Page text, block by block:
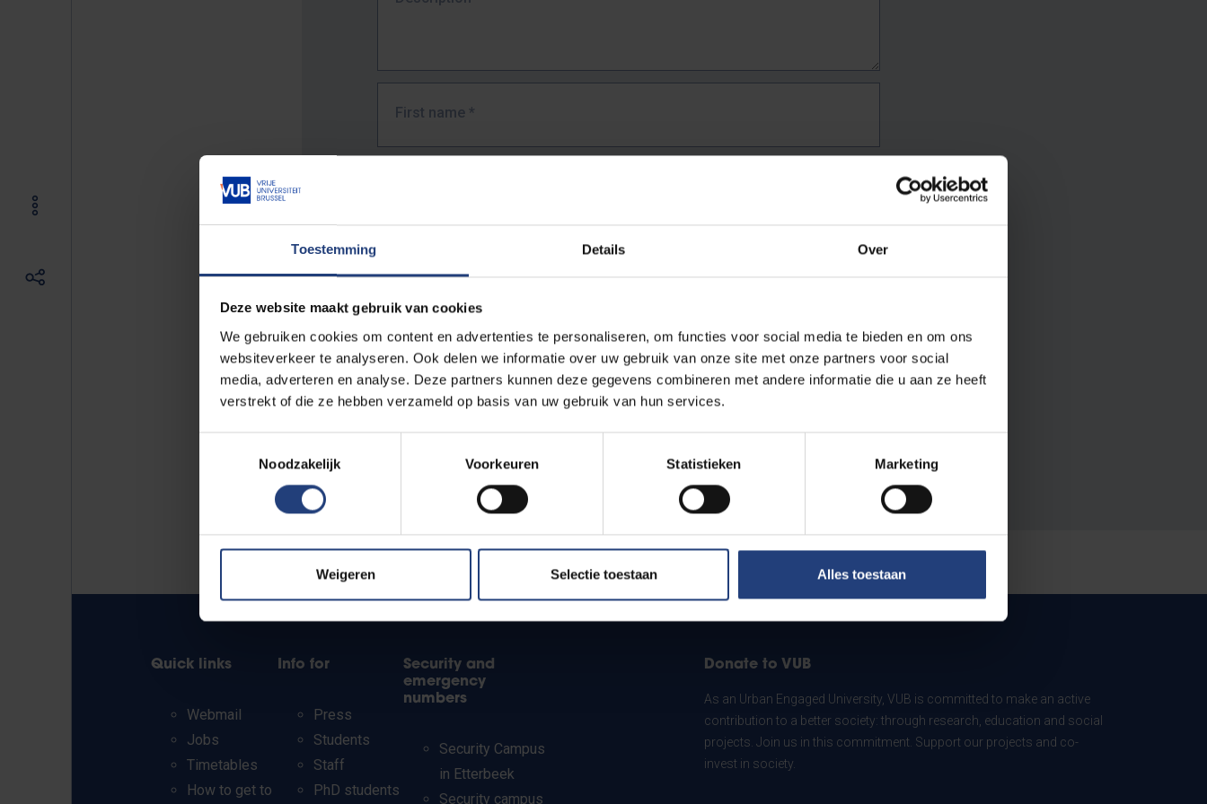
Toestemming Details Over
Deze website maakt gebruik van cookies
We gebruiken cookies om content en advertenties te personaliseren, om functies voor social media te bieden en om ons
websiteverkeer te analyseren. Ook delen we informatie over uw gebruik van onze site met onze partners voor social
media, adverteren en analyse. Deze partners kunnen deze gegevens combineren met andere informatie die u aan ze heeft
verstrekt of die ze hebben verzameld op basis van uw gebruik van hun services.
Noodzakelijk
Voorkeuren Statistieken Marketing
Weigeren Selectie toestaan Alles toestaan
First name *
The full URL of the page where you encountered the error.
E.g. https://www.vub.be/nl/studeren-aan-de-vub/alle-opleidingen
Quick links
Webmail
Jobs
Timetables
How to get to
Info for
Press
Students
Staff
PhD students
Security and
emergency
numbers
Security Campus
in Etterbeek
Security campus
Donate to VUB
As an Urban Engaged University, VUB is committed to make an active
contribution to a better society: through research, education and social
projects. Join us in this commitment. Support our projects and co-
invest in society.